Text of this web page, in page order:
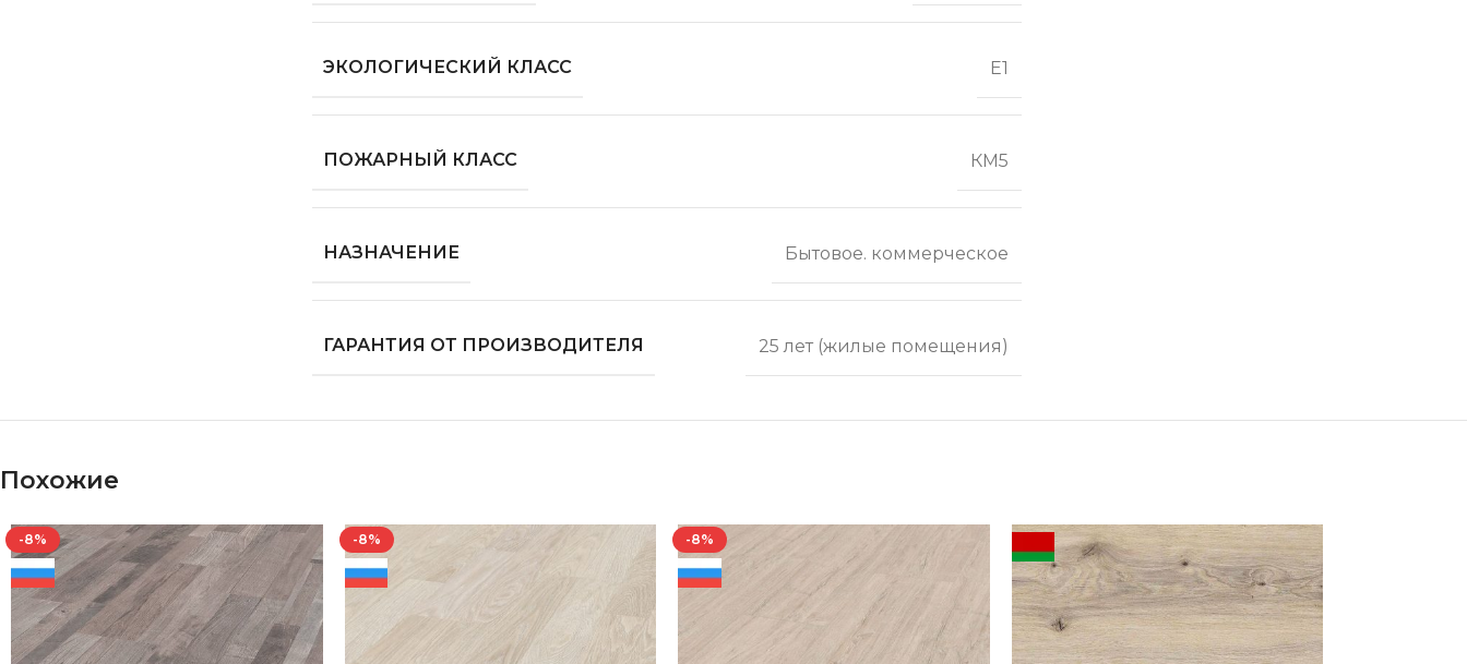
ЭКОЛОГИЧЕСКИЙ КЛАСС E1
ПОЖАРНЫЙ КЛАСС КМ5
НАЗНАЧЕНИЕ Бытовое. коммерческое
ГАРАНТИЯ ОТ ПРОИЗВОДИТЕЛЯ 25 лет (жилые помещения)
Похожие
-8% -8% -8%